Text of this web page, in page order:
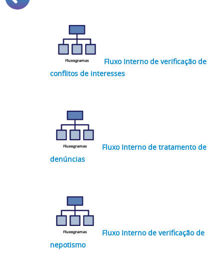
Fluxo Interno de verificação de
conflitos de interesses
Fluxo Interno de tratamento de
denúncias
Fluxo Interno de verificação de
nepotismo